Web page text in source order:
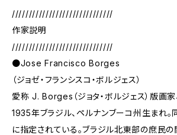
//////////////////////////////
作家説明
//////////////////////////////
●Jose Francisco Borges
（ジョゼ・フランシスコ・ボルジェス）
愛称 J. Borges（ジョタ・ボルジェス）版画家
1935年ブラジル、ペルナンブーコ州生まれ
に指定されている。ブラジル北東部の庶民